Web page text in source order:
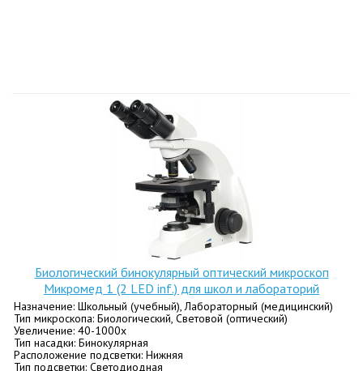
Биологический бинокулярный оптический микроскоп
Микромед 1 (2 LED inf.) для школ и лабораторий
Назначение: Школьный (учебный), Лабораторный (медицинский)
Тип микроскопа: Биологический, Световой (оптический)
Увеличение: 40-1000х
Тип насадки: Бинокулярная
Расположение подсветки: Нижняя
Тип подсветки: Светодиодная